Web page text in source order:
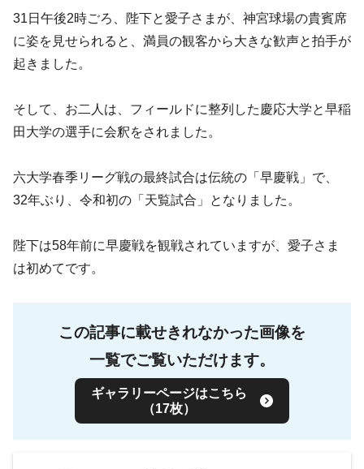
31日午後2時ごろ、陛下と愛子さまが、神宮球場の貴賓席
に姿を見せられると、満員の観客から大きな歓声と拍手が
起きました。
そして、お二人は、フィールドに整列した慶応大学と早稲
田大学の選手に会釈をされました。
六大学春季リーグ戦の最終試合は伝統の「早慶戦」で、
32年ぶり、令和初の「天覧試合」となりました。
陛下は58年前に早慶戦を観戦されていますが、愛子さま
は初めてです。
この記事に載せきれなかった画像を
一覧でご覧いただけます。
ギャラリーページはこちら
（17枚）